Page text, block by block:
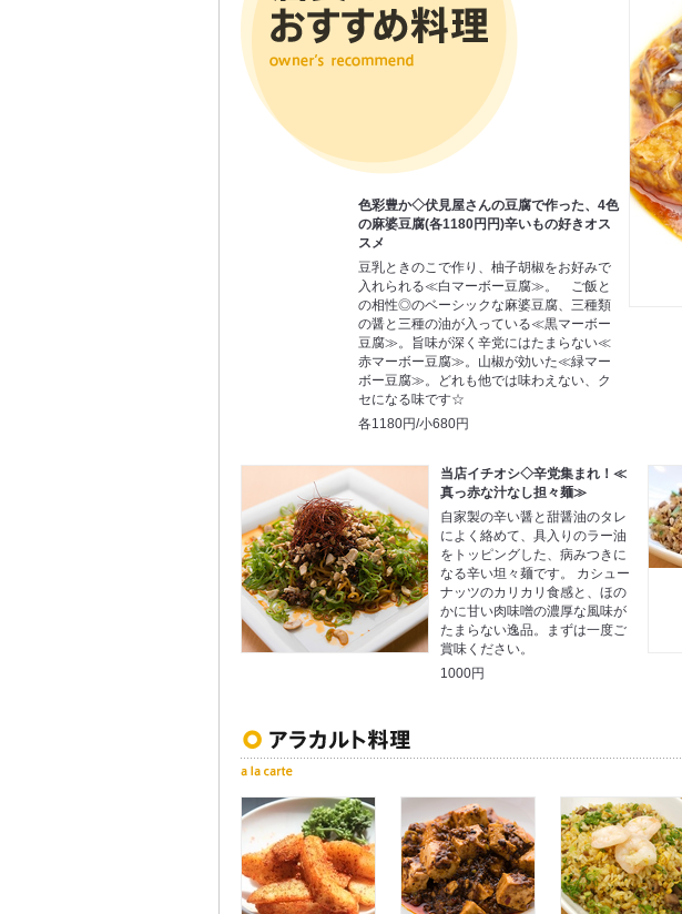
色彩豊か◇伏見屋さんの豆腐で作った、4色
の麻婆豆腐(各1180円円)辛いもの好きオス
スメ
豆乳ときのこで作り、柚子胡椒をお好みで
入れられる≪白マーボー豆腐≫。 ご飯と
の相性◎のベーシックな麻婆豆腐、三種類
の醤と三種の油が入っている≪黒マーボー
豆腐≫。旨味が深く辛党にはたまらない≪
赤マーボー豆腐≫。山椒が効いた≪緑マー
ボー豆腐≫。どれも他では味わえない、ク
セになる味です☆
各1180円/小680円
当店イチオシ◇辛党集まれ！≪
真っ赤な汁なし担々麺≫
自家製の辛い醤と甜醤油のタレ
によく絡めて、具入りのラー油
をトッピングした、病みつきに
なる辛い坦々麺です。 カシュー
ナッツのカリカリ食感と、ほの
かに甘い肉味噌の濃厚な風味が
たまらない逸品。まずは一度ご
賞味ください。
1000円